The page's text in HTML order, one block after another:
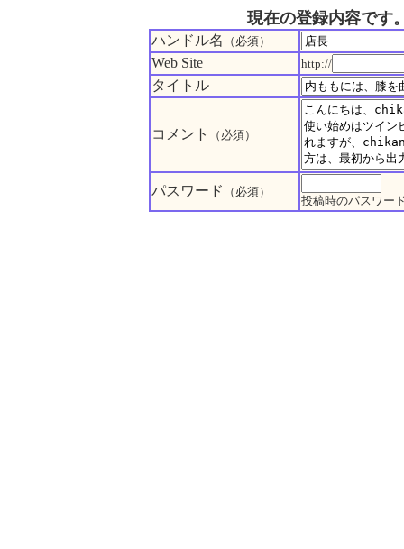
現在の登録内容です
ハンドル名 （必須）
Web Site http://
タイトル
コメント （必須）
パスワード （必須）
投稿時のパスワー